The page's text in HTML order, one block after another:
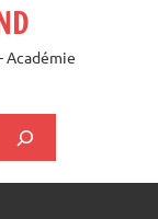
Académie